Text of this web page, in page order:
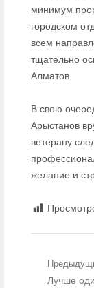
минимум
городском
всем
тщательно
Алматов.
В свою
Арыстанов
ветерану
желание и
Лучше